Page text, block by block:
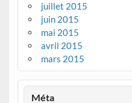
juillet 2015
juin 2015
mai 2015
avril 2015
mars 2015
Méta